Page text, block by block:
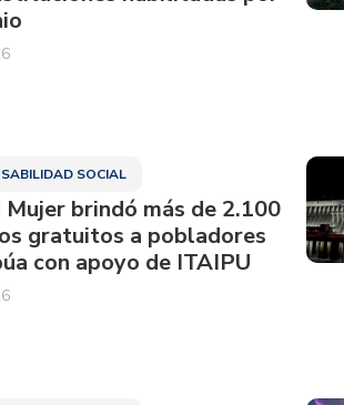
SOCIAL
Mujer brindó más de 2.100
gratuitos a pobladores
con apoyo de ITAIPU